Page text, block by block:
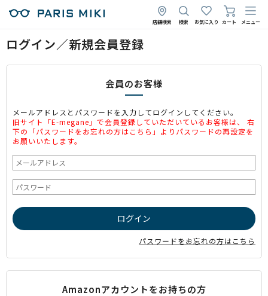
店舗検索 検索 お気に入り カート メニュー
ログイン／新規会員登録
会員のお客様
メールアドレスとパスワードを入力してログインしてください。
旧サイト「E-megane」で会員登録していただいているお客様は、 右
下の「パスワードをお忘れの方はこちら」よりパスワードの再設定を
お願いいたします。
パスワードをお忘れの方はこちら
Amazonアカウントをお持ちの方